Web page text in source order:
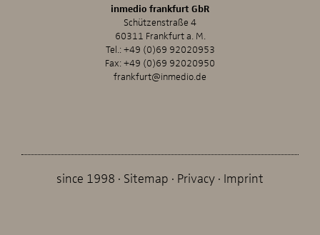
inmedio frankfurt GbR
Schützenstraße 4
60311 Frankfurt a. M.
Tel.:+49 (0)69 92020953
Fax: +49 (0)69 92020950
frankfurt@inmedio.de
since 1998 Sitemap Privacy Imprint